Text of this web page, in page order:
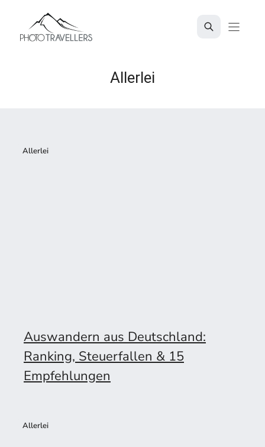
springen
Allerlei
Allerlei
Auswandern aus Deutschland:
Ranking, Steuerfallen & 15
Empfehlungen
Allerlei